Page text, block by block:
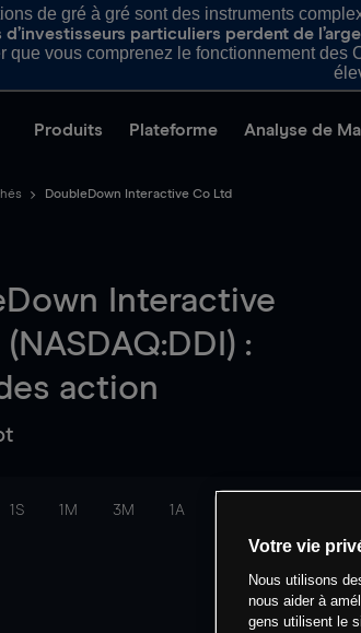
de gré à gré sont des instruments
d’investisseurs particuliers perdent de
que vous comprenez le fonctionnement
Produits Plateforme Analyse de
DoubleDown Interactive Co Ltd
Interactive
:
action
1S 1M 3M 1A
Votre vie
Nous utilisons
nous aider à
gens utilisent le